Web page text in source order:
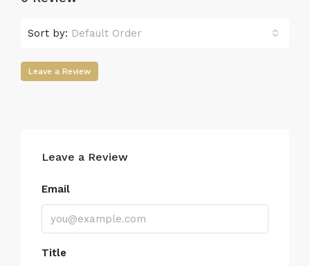
Sort by: Default Order
Leave a Review
Leave a Review
Email
Title